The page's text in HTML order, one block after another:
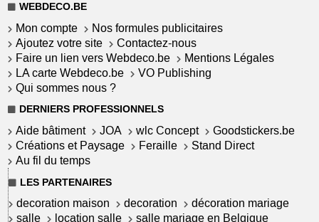
WEBDECO.BE
Mon compte
Nos formules publicitaires
Ajoutez votre site
Contactez-nous
Faire un lien vers Webdeco.be
Mentions Légales
LA carte Webdeco.be
VO Publishing
Qui sommes nous ?
DERNIERS PROFESSIONNELS
Aide bâtiment JOA wlc Concept
Goodstickers.be
Créations et Paysage
Feraille
Stand Direct
Au fil du temps
LES PARTENAIRES
decoration maison decoration
décoration mariage
salle
location salle salle mariage en Belgique